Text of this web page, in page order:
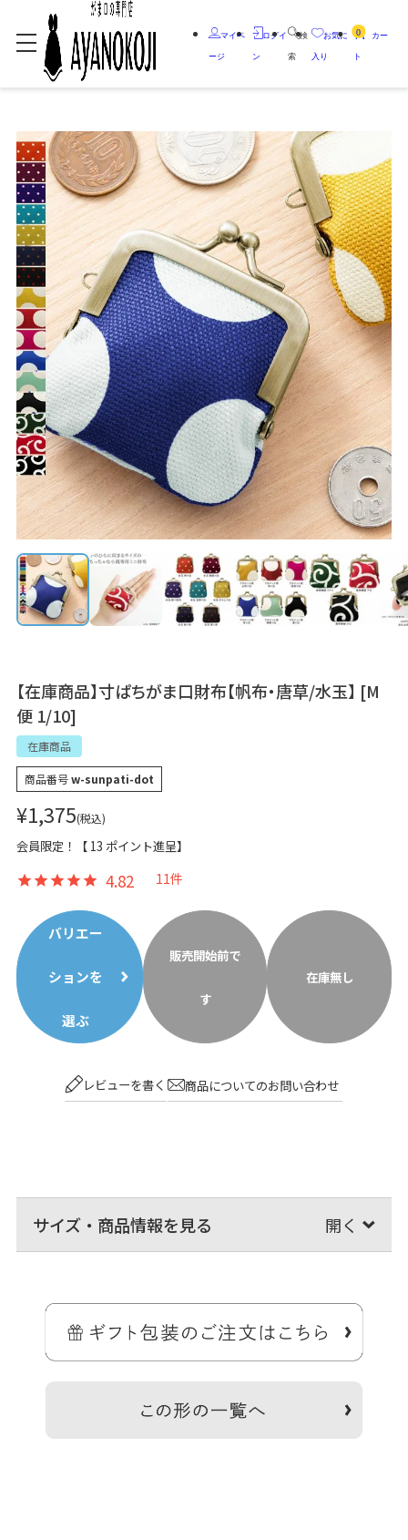
マイペ
ージ
ログイ
ン
検
索
お気に
入り
0 カー
ト
【在庫商品】寸ぱちがま口財布【帆布・唐草/水玉】 [M
便 1/10]
在庫商品
商品番号w-sunpati-dot
¥1,375 税込
会員限定！【 13 ポイント進呈】
4.82 11
バリエー
ションを
選ぶ
販売開始前で
す
在庫無し
レビューを書く 商品についてのお問い合わせ
サイズ・商品情報を見る
手のひらに収まるサイズのちっちゃな小銭専用ミニ財布。
ズボンのポケットにもすっぽり入れられるサイズの小銭の為の小さな
お財布です。